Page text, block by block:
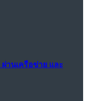
านเครือข่าย และ